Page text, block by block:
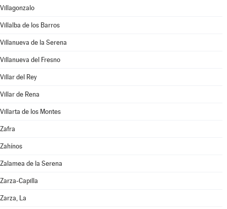
Villagonzalo
Villalba de los Barros
Villanueva de la Serena
Villanueva del Fresno
Villar del Rey
Villar de Rena
Villarta de los Montes
Zafra
Zahínos
Zalamea de la Serena
Zarza-Capilla
Zarza, La